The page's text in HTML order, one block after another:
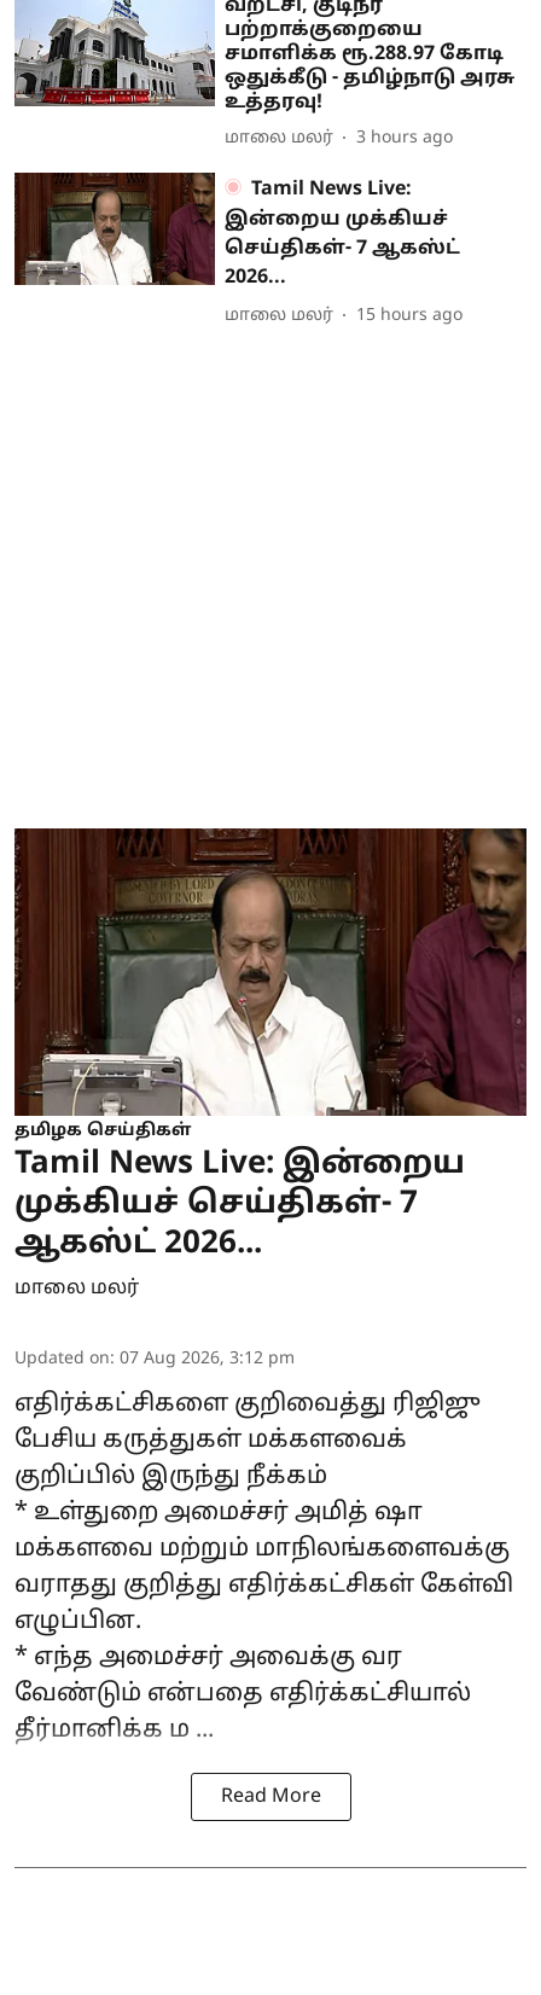
வறட்சி, குடிநீர்
பற்றாக்குறையை
சமாளிக்க ரூ.288.97 கோடி
ஒதுக்கீடு - தமிழ்நாடு அரசு
உத்தரவு!
மாலை மலர் 3 hours ago
Tamil News Live:
இன்றைய முக்கியச்
செய்திகள்- 7 ஆகஸ்ட்
2026...
மாலை மலர் 15 hours ago
தமிழக செய்திகள்
Tamil News Live: இன்றைய
முக்கியச் செய்திகள்- 7
ஆகஸ்ட் 2026...
மாலை மலர்
Updated on: 07 Aug 2026, 3:12 pm
எதிர்க்கட்சிகளை குறிவைத்து ரிஜிஜு
பேசிய கருத்துகள் மக்களவைக்
குறிப்பில் இருந்து நீக்கம்
* உள்துறை அமைச்சர் அமித் ஷா
மக்களவை மற்றும் மாநிலங்களைவக்கு
வராதது குறித்து எதிர்க்கட்சிகள் கேள்வி
எழுப்பின.
* எந்த அமைச்சர் அவைக்கு வர
வேண்டும் என்பதை எதிர்க்கட்சியால்
தீர்மானிக்க ம ...
Read More